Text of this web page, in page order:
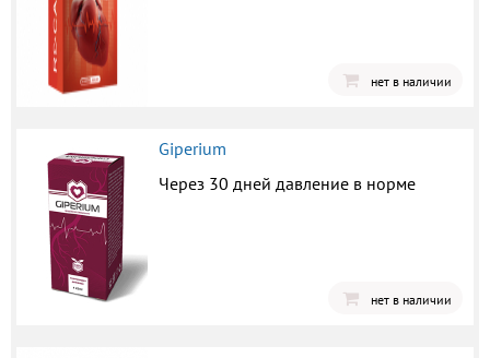
нет в наличии
Giperium
Через 30 дней давление в норме
нет в наличии